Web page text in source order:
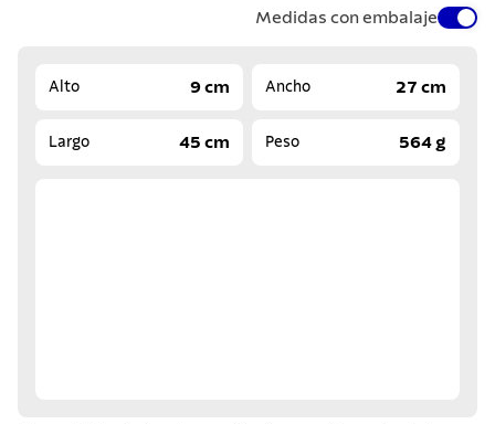
Medidas con embalaje
Alto 9 cm Ancho 27 cm
Largo 45 cm Peso 564 g